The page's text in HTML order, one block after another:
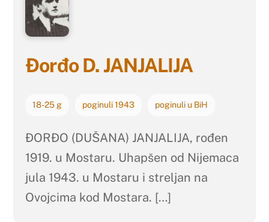
Đorđo D. JANJALIJA
18-25 g poginuli 1943 poginuli u BiH
ĐORĐO (DUŠANA) JANJALIJA, rođen
1919. u Mostaru. Uhapšen od Nijemaca
jula 1943. u Mostaru i streljan na
Ovojcima kod Mostara. […]